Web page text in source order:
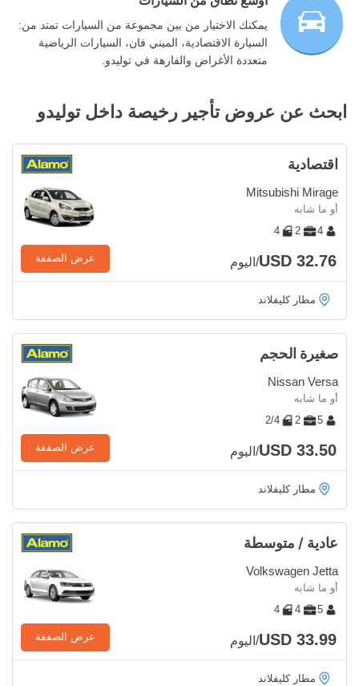
يمكنك الاختيار من بين مجموعة من السيارات تمتد من:
السيارة الاقتصادية، الميني فان، السيارات الرياضية
متعددة الأغراض والفارهة في توليدو.
ابحث عن عروض تأجير رخيصة داخل توليدو
اقتصادية
Mitsubishi Mirage
أو ما شابه
4
2
4
USD 32.76/اليوم عرض الصفقة
مطار كليفلاند
صغيرة الحجم
Nissan Versa
أو ما شابه
5
2
2/4
USD 33.50/اليوم عرض الصفقة
مطار كليفلاند
عادية / متوسطة
Volkswagen Jetta
أو ما شابه
5
4
4
USD 33.99/اليوم عرض الصفقة
مطار كليفلاند